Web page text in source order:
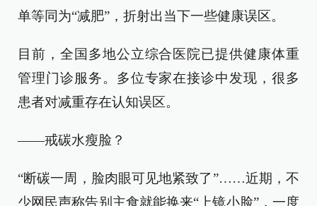
单等同为“减肥”，折射出当下一些健康误区。
目前，全国多地公立综合医院已提供健康体重
管理门诊服务。多位专家在接诊中发现，很多
患者对减重存在认知误区。
——戒碳水瘦脸？
“断碳一周，脸肉眼可见地紧致了”……近期，不
少网民声称告别主食就能换来“上镜小脸”，一度